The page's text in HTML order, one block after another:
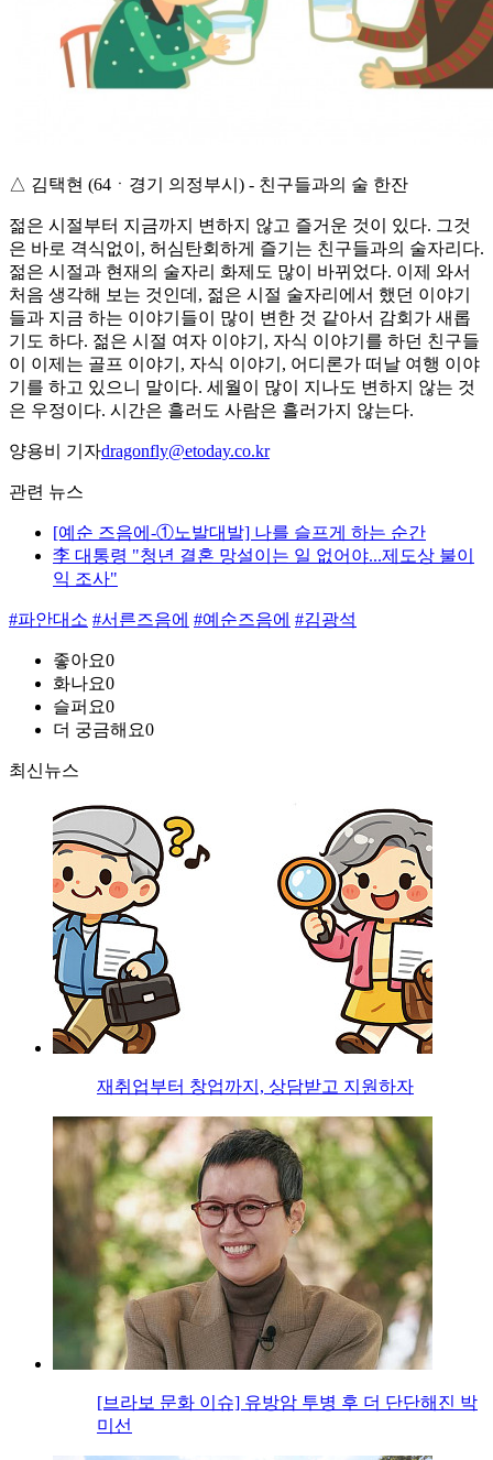
△ 김택현 (64ㆍ경기 의정부시) - 친구들과의 술 한잔
젊은 시절부터 지금까지 변하지 않고 즐거운 것이 있다. 그것
은 바로 격식없이, 허심탄회하게 즐기는 친구들과의 술자리다.
젊은 시절과 현재의 술자리 화제도 많이 바뀌었다. 이제 와서
처음 생각해 보는 것인데, 젊은 시절 술자리에서 했던 이야기
들과 지금 하는 이야기들이 많이 변한 것 같아서 감회가 새롭
기도 하다. 젊은 시절 여자 이야기, 자식 이야기를 하던 친구들
이 이제는 골프 이야기, 자식 이야기, 어디론가 떠날 여행 이야
기를 하고 있으니 말이다. 세월이 많이 지나도 변하지 않는 것
은 우정이다. 시간은 흘러도 사람은 흘러가지 않는다.
양용비 기자dragonfly@etoday.co.kr
관련 뉴스
[예순 즈음에-①노발대발] 나를 슬프게 하는 순간
李 대통령 "청년 결혼 망설이는 일 없어야...제도상 불이
익 조사"
#파안대소 #서른즈음에 #예순즈음에 #김광석
좋아요0
화나요0
슬퍼요0
더 궁금해요0
최신뉴스
재취업부터 창업까지, 상담받고 지원하자
[브라보 문화 이슈] 유방암 투병 후 더 단단해진 박
미선